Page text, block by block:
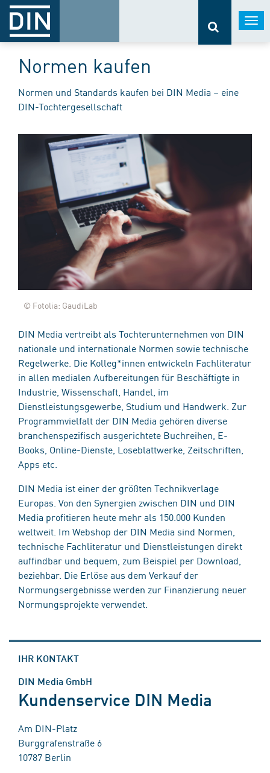
Normen kaufen
Normen und Standards kaufen bei DIN Media – eine
DIN-Tochtergesellschaft
© Fotolia: GaudiLab
DIN Media vertreibt als Tochterunternehmen von DIN
nationale und internationale Normen sowie technische
Regelwerke. Die Kolleg*innen entwickeln Fachliteratur
in allen medialen Aufbereitungen für Beschäftigte in
Industrie, Wissenschaft, Handel, im
Dienstleistungsgewerbe, Studium und Handwerk. Zur
Programmvielfalt der DIN Media gehören diverse
branchenspezifisch ausgerichtete Buchreihen, E-
Books, Online-Dienste, Loseblattwerke, Zeitschriften,
Apps etc.
DIN Media ist einer der größten Technikverlage
Europas. Von den Synergien zwischen DIN und DIN
Media profitieren heute mehr als 150.000 Kunden
weltweit. Im Webshop der DIN Media sind Normen,
technische Fachliteratur und Dienstleistungen direkt
auffindbar und bequem, zum Beispiel per Download,
beziehbar. Die Erlöse aus dem Verkauf der
Normungsergebnisse werden zur Finanzierung neuer
Normungsprojekte verwendet.
IHR KONTAKT
DIN Media GmbH
Kundenservice DIN Media
Am DIN-Platz
Burggrafenstraße 6
10787 Berlin